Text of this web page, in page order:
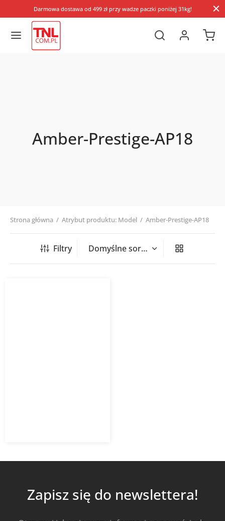
Darmowa dostawa od 499 zł przy wadze paczki poniżej 31kg!
Amber-Prestige-AP18
Strona główna / Atrybut produktu: Model / Amber-Prestige-AP18
Filtry
Zapisz się do newslettera!